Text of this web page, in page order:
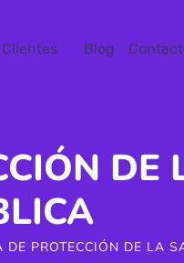
Clientes Blog
DE PROTECCIÓN DE LA